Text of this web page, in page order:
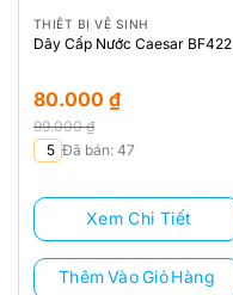
THIẾT BỊ VỆ SINH
Dây Cấp Nước Caesar BF422
99.000₫
Giá
là:
99.000 ₫.
80.000 ₫
Giá
tại
80.000 ₫.
5 Đã bán: 47
Xem Chi Tiết
Thêm Vào Giỏ Hàng